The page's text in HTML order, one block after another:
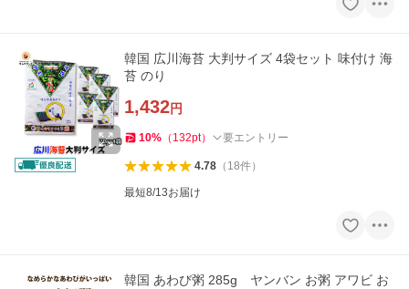
韓国 広川海苔 大判サイズ 4袋セット 味付け 海
苔 のり
1,432円
10% （ 132pt） 要エントリー
4.78（ 18件）
最短8/13お届け
韓国 あわび粥 285g ヤンバン お粥 アワビ お